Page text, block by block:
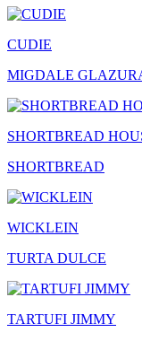
CUDIE
MIGDALE
SHORTBREAD
SHORTBREAD
WICKLEIN
TURTA DULCE
TARTUFI JIMMY